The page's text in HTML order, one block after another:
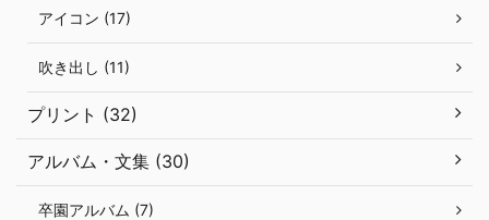
アイコン (17)
吹き出し (11)
プリント (32)
アルバム・文集 (30)
卒園アルバム (7)